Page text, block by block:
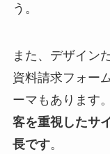
う。
また、デザイン
資料請求フォー
ーマもあります
客を重視したサ
長です。